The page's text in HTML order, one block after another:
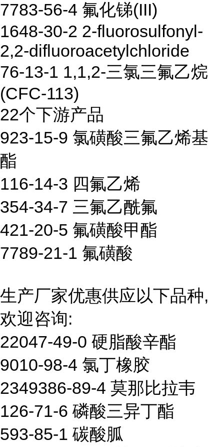
7783-56-4 氟化锑(III)
1648-30-2 2-fluorosulfonyl-
2,2-difluoroacetylchloride
76-13-1 1,1,2-三氯三氟乙烷
(CFC-113)
22个下游产品
923-15-9 氯磺酸三氟乙烯基
酯
116-14-3 四氟乙烯
354-34-7 三氟乙酰氟
421-20-5 氟磺酸甲酯
7789-21-1 氟磺酸
生产厂家优惠供应以下品种,
欢迎咨询:
22047-49-0 硬脂酸辛酯
9010-98-4 氯丁橡胶
2349386-89-4 莫那比拉韦
126-71-6 磷酸三异丁酯
593-85-1 碳酸胍